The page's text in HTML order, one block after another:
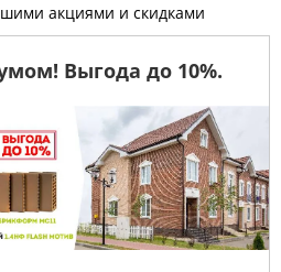
акциями и скидками
Выгода до 10%.